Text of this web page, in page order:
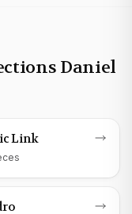
Daniel
Daniel Wellington
Linkfemme
s
Daniel Wellington
femme